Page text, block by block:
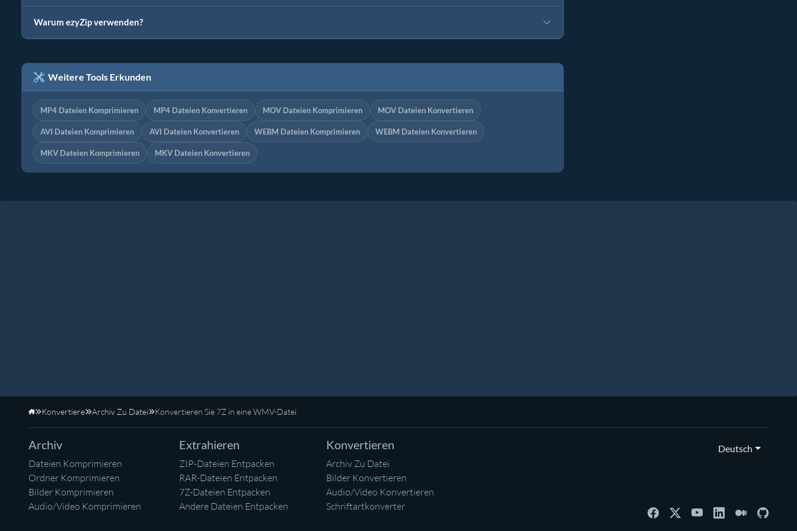
Warum ezyZip verwenden?
Weitere Tools Erkunden
MP4 Dateien Komprimieren MP4 Dateien Konvertieren MOV Dateien Komprimieren MOV Dateien Konvertieren
AVI Dateien Komprimieren AVI Dateien Konvertieren WEBM Dateien Komprimieren WEBM Dateien Konvertieren
MKV Dateien Komprimieren MKV Dateien Konvertieren
Startseite
Konvertiere Archiv Zu Datei Konvertieren Sie 7Z in eine WMV-Datei
Archiv
Dateien Komprimieren
Ordner Komprimieren
Bilder Komprimieren
Audio/Video Komprimieren
Extrahieren
ZIP-Dateien Entpacken
RAR-Dateien Entpacken
7Z-Dateien Entpacken
Andere Dateien Entpacken
Konvertieren
Archiv Zu Datei
Bilder Konvertieren
Audio/Video Konvertieren
Schriftartkonverter
Deutsch